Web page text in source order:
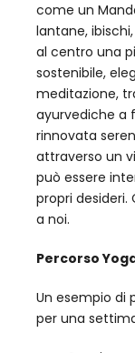
come un
lantane,
al centro una
sostenibile,
meditazione,
ayurvediche a
rinnovata
attraverso un
può essere
propri
a noi.
Percorso
Un esempio di
per una